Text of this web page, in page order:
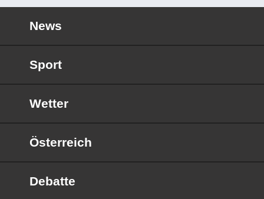
News
Sport
Wetter
Österreich
Debatte